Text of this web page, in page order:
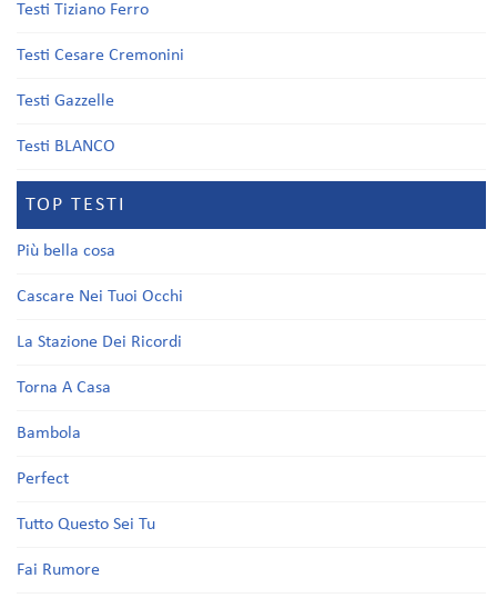
Testi Tiziano Ferro
Testi Cesare Cremonini
Testi Gazzelle
Testi BLANCO
TOP TESTI
Più bella cosa
Cascare Nei Tuoi Occhi
La Stazione Dei Ricordi
Torna A Casa
Bambola
Perfect
Tutto Questo Sei Tu
Fai Rumore